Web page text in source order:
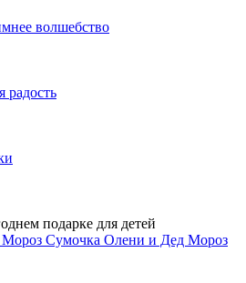
волшебство
радость
Сумочка Олени и Дед Мороз